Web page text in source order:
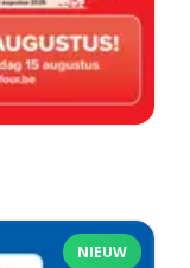
NIEUW